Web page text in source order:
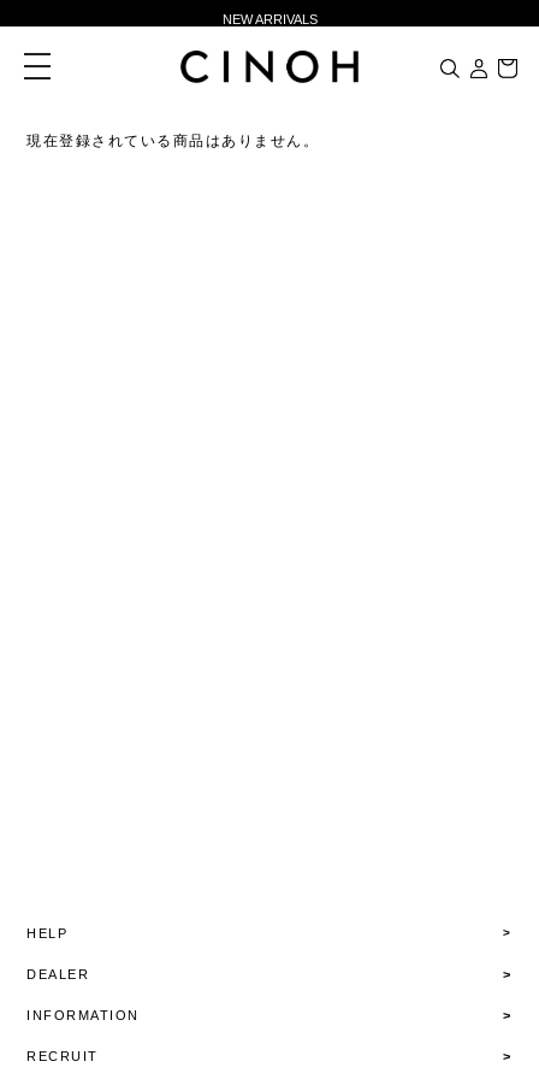
NEW ARRIVALS
新規会員登録500ポイントプレゼント
夏季休業に伴う一部業務休業のお知らせ
toggle
navigation
現在登録されている商品はありません。
HELP
DEALER
INFORMATION
RECRUIT